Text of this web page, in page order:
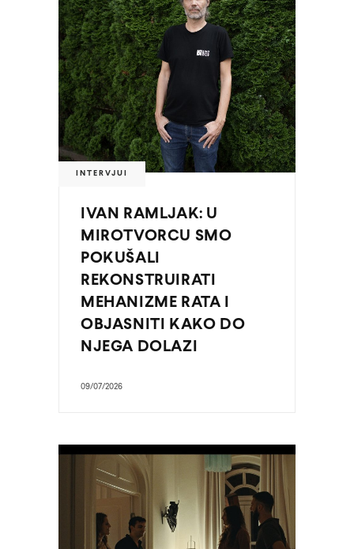
INTERVJUI
IVAN RAMLJAK: U
MIROTVORCU SMO
POKUŠALI
REKONSTRUIRATI
MEHANIZME RATA I
OBJASNITI KAKO DO
NJEGA DOLAZI
09/07/2026